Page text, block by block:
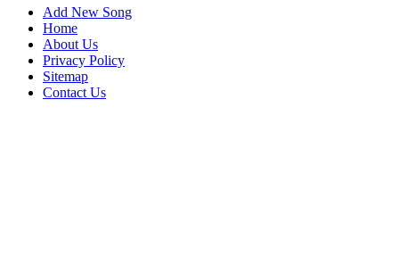
Add New Song
Home
About Us
Privacy Policy
Sitemap
Contact Us